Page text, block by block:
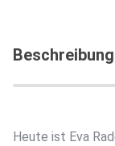
Beschreibung
Heute ist Eva